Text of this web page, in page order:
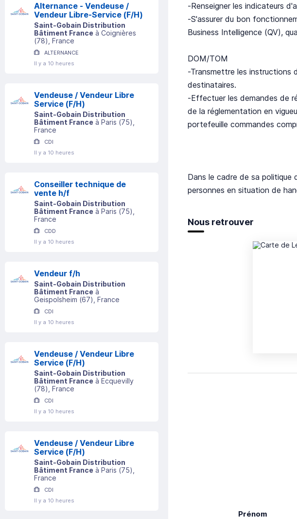
Alternance - Vendeuse /
Vendeur Libre-Service (F/H)
Saint-Gobain Distribution
Bâtiment France à Coignières
(78) , France
ALTERNANCE
Il y a 10 heures
Vendeuse / Vendeur Libre
Service (F/H)
Saint-Gobain Distribution
Bâtiment France à Paris (75)
France
CDI
Il y a 10 heures
Conseiller technique de
vente h/f
Saint-Gobain Distribution
Bâtiment France à Paris (75)
France
CDD
Il y a 10 heures
Vendeur f/h
Saint-Gobain Distribution
Bâtiment France à
Geispolsheim (67) , France
CDI
Il y a 10 heures
Vendeuse / Vendeur Libre
Service (F/H)
Saint-Gobain Distribution
Bâtiment France à Ecquevilly
(78) , France
CDI
Il y a 10 heures
Vendeuse / Vendeur Libre
Service (F/H)
Saint-Gobain Distribution
Bâtiment France à Paris (75)
France
CDI
Il y a 10 heures
-Renseigner les indicateurs
-S'assurer du bon
Business Intelligence (QV),
DOM/TOM
-Transmettre les instructions
destinataires.
-Effectuer les demandes de
de la réglementation en
portefeuille commandes
Dans le cadre de sa
personnes en situation de
Nous retrouver
Prénom